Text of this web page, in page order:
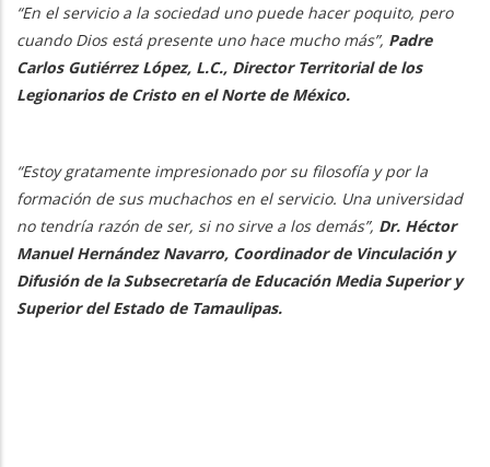
“En el servicio a la sociedad uno puede hacer poquito, pero
cuando Dios está presente uno hace mucho más”, Padre
Carlos Gutiérrez López, L.C., Director Territorial de los
Legionarios de Cristo en el Norte de México.
“Estoy gratamente impresionado por su filosofía y por la
formación de sus muchachos en el servicio. Una universidad
no tendría razón de ser, si no sirve a los demás”, Dr. Héctor
Manuel Hernández Navarro, Coordinador de Vinculación y
Difusión de la Subsecretaría de Educación Media Superior y
Superior del Estado de Tamaulipas.